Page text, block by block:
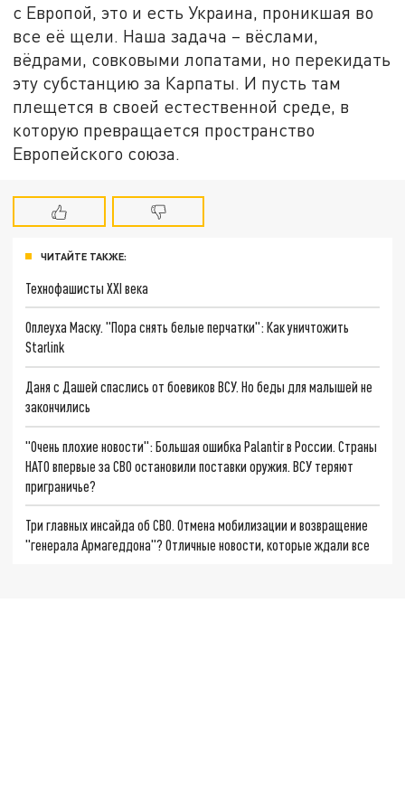
с Европой, это и есть Украина, проникшая во
все её щели. Наша задача – вёслами,
вёдрами, совковыми лопатами, но перекидать
эту субстанцию за Карпаты. И пусть там
плещется в своей естественной среде, в
которую превращается пространство
Европейского союза.
ЧИТАЙТЕ ТАКЖЕ:
Технофашисты XXI века
Оплеуха Маску. "Пора снять белые перчатки": Как уничтожить
Starlink
Даня с Дашей спаслись от боевиков ВСУ. Но беды для малышей не
закончились
"Очень плохие новости": Большая ошибка Palantir в России. Страны
НАТО впервые за СВО остановили поставки оружия. ВСУ теряют
приграничье?
Три главных инсайда об СВО. Отмена мобилизации и возвращение
"генерала Армагеддона"? Отличные новости, которые ждали все